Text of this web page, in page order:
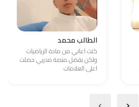
الطالب محمد
كنت اعاني من مادة الرياضيات
ولكن بفضل منصة مدربي حصلت
اعلى العلامات